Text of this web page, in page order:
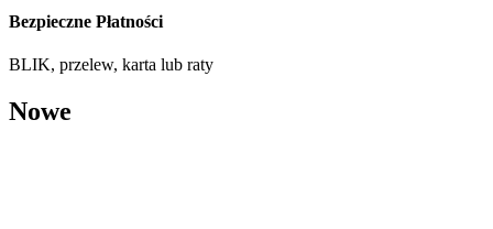
Bezpieczne Płatności
BLIK, przelew, karta lub raty
Nowe